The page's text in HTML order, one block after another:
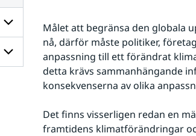
Undersidor
för
Forskningsartiklar
Undersidor
Målet att begränsa den globala
nå, därför måste politiker,
anpassning till ett förändrat
detta krävs sammanhängande
konsekvenserna av olika
Det finns visserligen redan en
framtidens klimatförändringar